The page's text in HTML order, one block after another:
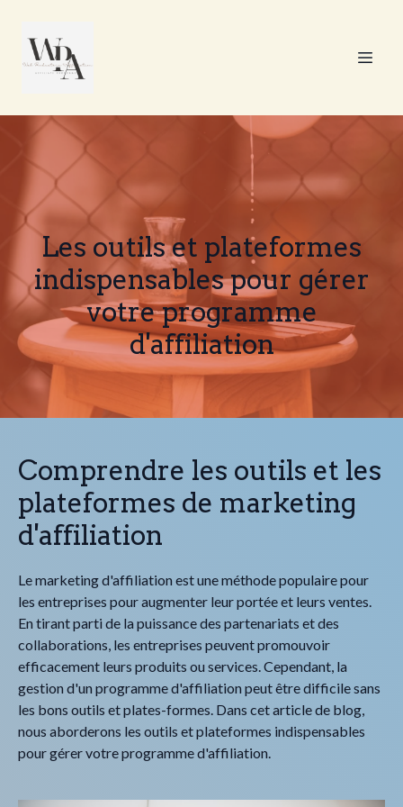
Les outils et plateformes
indispensables pour gérer
votre programme
d'affiliation
Comprendre les outils et les
plateformes de marketing
d'affiliation
Le marketing d'affiliation est une méthode populaire pour
les entreprises pour augmenter leur portée et leurs ventes.
En tirant parti de la puissance des partenariats et des
collaborations, les entreprises peuvent promouvoir
efficacement leurs produits ou services. Cependant, la
gestion d'un programme d'affiliation peut être difficile sans
les bons outils et plates-formes. Dans cet article de blog,
nous aborderons les outils et plateformes indispensables
pour gérer votre programme d'affiliation.